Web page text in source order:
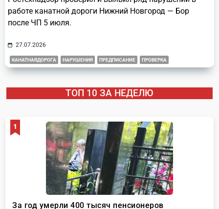
работе канатной дороги Нижний Новгород — Бор
после ЧП 5 июля.
27.07.2026
КАНАТНАЯДОРОГА НАРУШЕНИЯ ПРЕДПИСАНИЕ ПРОВЕРКА
ТОП 10 ЗА НЕДЕЛЮ